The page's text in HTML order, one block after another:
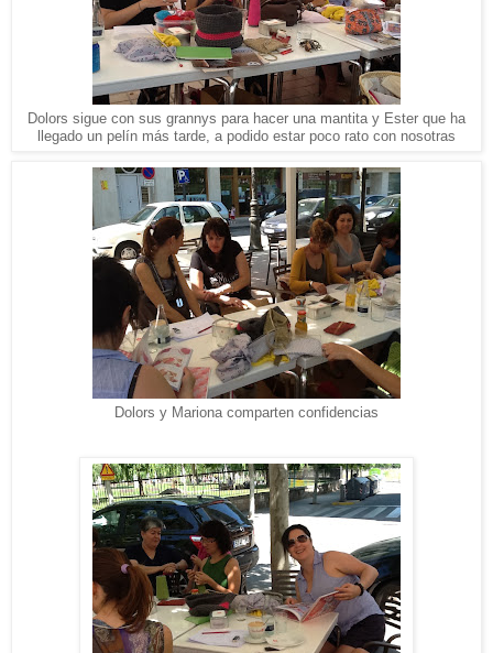
Dolors sigue con sus grannys para hacer una mantita y Ester que ha
llegado un pelín más tarde, a podido estar poco rato con nosotras
Dolors y Mariona comparten confidencias